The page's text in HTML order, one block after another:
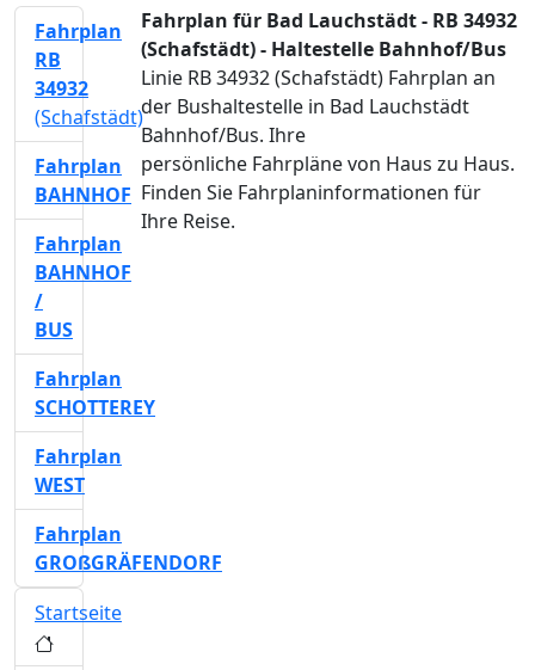
Fahrplan für Bad Lauchstädt - RB 34932
(Schafstädt) - Haltestelle Bahnhof/Bus
Linie RB 34932 (Schafstädt) Fahrplan an
der Bushaltestelle in Bad Lauchstädt
Bahnhof/Bus. Ihre
persönliche Fahrpläne von Haus zu Haus.
Finden Sie Fahrplaninformationen für
Ihre Reise.
Fahrplan
RB
34932
(Schafstädt)
Fahrplan
BAHNHOF
Fahrplan
BAHNHOF
/
BUS
Fahrplan
SCHOTTEREY
Fahrplan
WEST
Fahrplan
GROßGRÄFENDORF
Startseite